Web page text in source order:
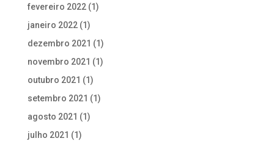
fevereiro 2022(1)
janeiro 2022(1)
dezembro 2021 (1)
novembro 2021 (1)
outubro 2021 (1)
setembro 2021 (1)
agosto 2021 (1)
julho 2021 (1)